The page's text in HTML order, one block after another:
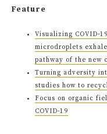
Feature
Visualizing COVID-
microdroplets
pathway of the new
Turning adversity
studies how to
Focus on organic
COVID-19